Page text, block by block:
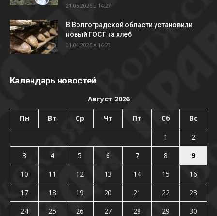
21.05.2026 в 14:27
В Волгоградской области установили
новый ГОСТ на хлеб
01.04.2026 в 16:23
Календарь новостей
Август 2026
Пн Вт Ср Чт Пт Сб Вс
1
2
3
4 5 6 7 8
9
10
11 12 13 14 15
16
17
18 19 20 21 22
23
24
25 26 27 28 29
30